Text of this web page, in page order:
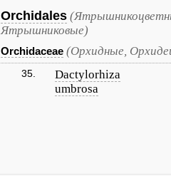
Orchidales
Ятрышниковые)
Orchidaceae (Орхидные,
35.
Dactylorhiza
umbrosa